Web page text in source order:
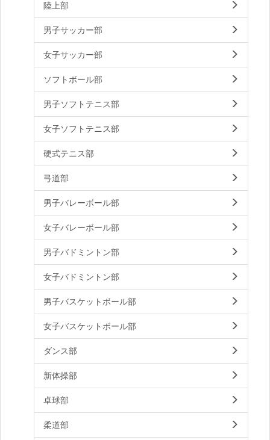
陸上部
男子サッカー部
女子サッカー部
ソフトボール部
男子ソフトテニス部
女子ソフトテニス部
硬式テニス部
弓道部
男子バレーボール部
女子バレーボール部
男子バドミントン部
女子バドミントン部
男子バスケットボール部
女子バスケットボール部
ダンス部
新体操部
卓球部
柔道部